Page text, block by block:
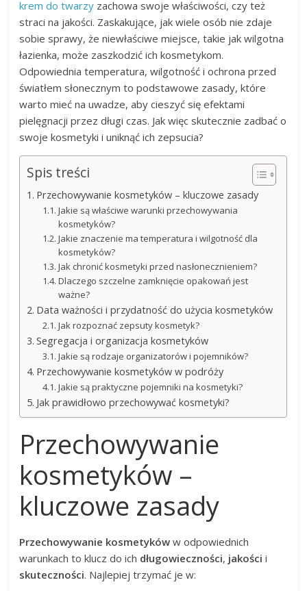
krem do twarzy zachowa swoje właściwości, czy też
straci na jakości. Zaskakujące, jak wiele osób nie zdaje
sobie sprawy, że niewłaściwe miejsce, takie jak wilgotna
łazienka, może zaszkodzić ich kosmetykom.
Odpowiednia temperatura, wilgotność i ochrona przed
światłem słonecznym to podstawowe zasady, które
warto mieć na uwadze, aby cieszyć się efektami
pielęgnacji przez długi czas. Jak więc skutecznie zadbać o
swoje kosmetyki i uniknąć ich zepsucia?
Spis treści
Przechowywanie kosmetyków – kluczowe zasady
Jakie są właściwe warunki przechowywania
kosmetyków?
Jakie znaczenie ma temperatura i wilgotność dla
kosmetyków?
Jak chronić kosmetyki przed nasłonecznieniem?
Dlaczego szczelne zamknięcie opakowań jest
ważne?
Data ważności i przydatność do użycia kosmetyków
Jak rozpoznać zepsuty kosmetyk?
Segregacja i organizacja kosmetyków
Jakie są rodzaje organizatorów i pojemników?
Przechowywanie kosmetyków w podróży
Jakie są praktyczne pojemniki na kosmetyki?
Jak prawidłowo przechowywać kosmetyki?
Przechowywanie
kosmetyków –
kluczowe zasady
Przechowywanie kosmetyków w odpowiednich
warunkach to klucz do ich długowieczności, jakości i
skuteczności. Najlepiej trzymać je w: